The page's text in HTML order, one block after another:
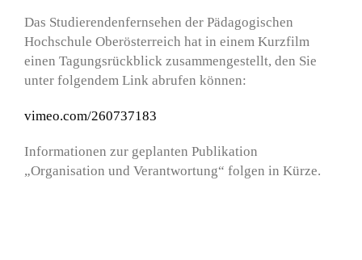
Das Studierendenfernsehen der Pädagogischen
Hochschule Oberösterreich hat in einem Kurzfilm
einen Tagungsrückblick zusammengestellt, den Sie
unter folgendem Link abrufen können:
vimeo.com/260737183
Informationen zur geplanten Publikation
„Organisation und Verantwortung“ folgen in Kürze.